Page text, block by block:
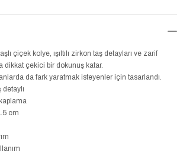
çiçek kolye, ışıltılı zirkon taş detayları ve zarif
dikkat çekici bir dokunuş katar.
da fark yaratmak isteyenler için tasarlandı.
cm